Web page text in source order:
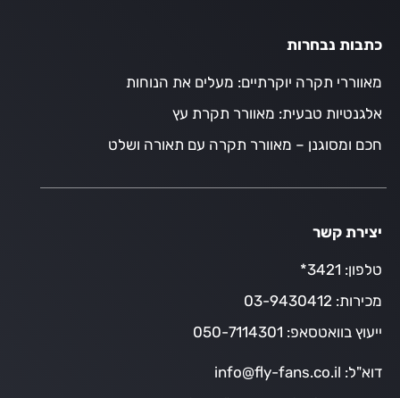
כתבות נבחרות
מאווררי תקרה יוקרתיים: מעלים את הנוחות
אלגנטיות טבעית: מאוורר תקרת עץ
חכם ומסוגנן – מאוורר תקרה עם תאורה ושלט
יצירת קשר
טלפון: 3421*
מכירות: 03-9430412
ייעוץ בוואטסאפ: 050-7114301
דוא"ל: info@fly-fans.co.il